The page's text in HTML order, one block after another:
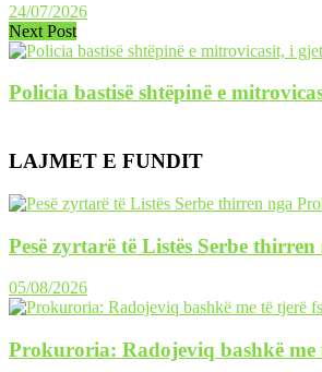
24/07/2026
Next Post
Policia bastisë shtëpinë e
LAJMET E FUNDIT
Pesë zyrtarë të Listës Serbe
05/08/2026
Prokuroria: Radojeviq bashkë me